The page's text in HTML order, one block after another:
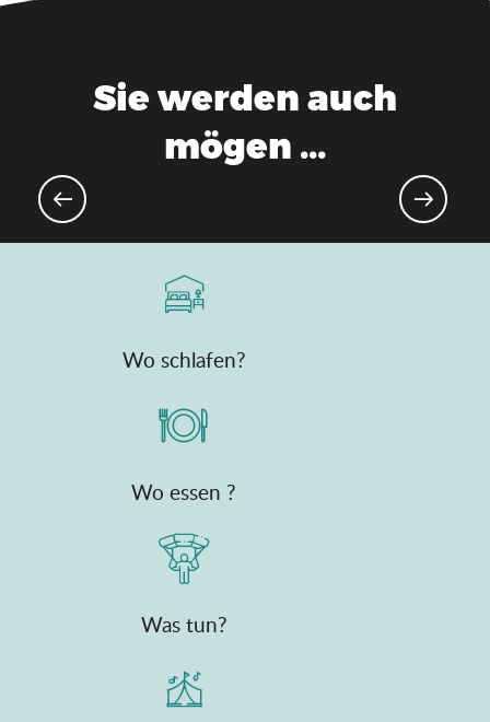
Sie werden auch
mögen ...
Wo schlafen?
Wo essen ?
Was tun?